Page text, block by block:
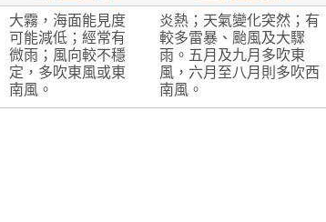
大霧，海面能見度
可能減低；經常有
微雨；風向較不穩
定，多吹東風或東
南風。
炎熱；天氣變化突然；有
較多雷暴、颱風及大驟
雨。五月及九月多吹東
風，六月至八月則多吹西
南風。